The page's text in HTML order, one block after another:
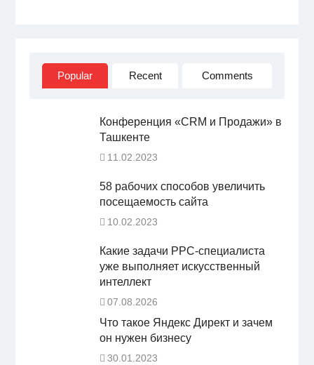
Popular Recent Comments
Конференция «CRM и Продажи» в
Ташкенте
11.02.2023
58 рабочих способов увеличить
посещаемость сайта
10.02.2023
Какие задачи PPC-специалиста
уже выполняет искусственный
интеллект
07.08.2026
Что такое Яндекс Директ и зачем
он нужен бизнесу
30.01.2023